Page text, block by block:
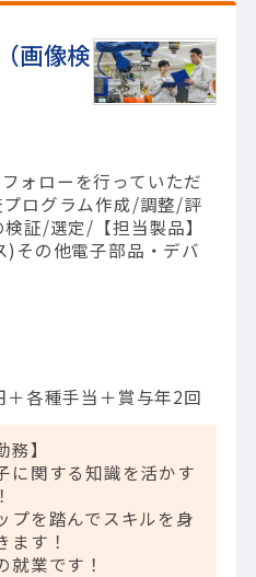
画像検
ォローを行っていただ
プログラム作成/調整/評
証/選定/【担当製品】
)その他電子部品・デバ
各種手当＋賞与年2回
務】
に関する知識を活かす
プを踏んでスキルを身
ます！
就業です！